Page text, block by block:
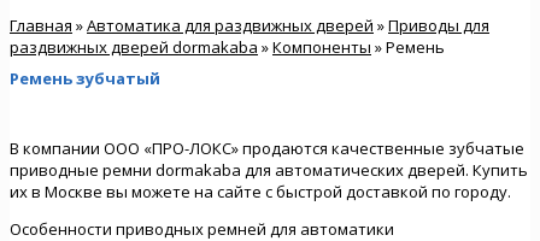
Главная »Автоматика для раздвижных дверей »Приводы для
раздвижных дверей dormakaba »Компоненты » Ремень
Ремень зубчатый
В компании ООО «ПРО-ЛОКС» продаются качественные зубчатые
приводные ремни dormakaba для автоматических дверей. Купить
их в Москве вы можете на сайте с быстрой доставкой по городу.
Особенности приводных ремней для автоматики